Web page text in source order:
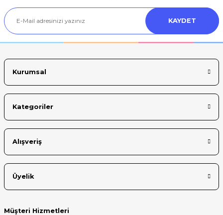
Ürün açıklamasında eksik bilgiler bulunuyor.
Ürün bilgilerinde hatalar bulunuyor.
KAYDET
Kurumsal
Kategoriler
Alışveriş
Üyelik
Müşteri Hizmetleri